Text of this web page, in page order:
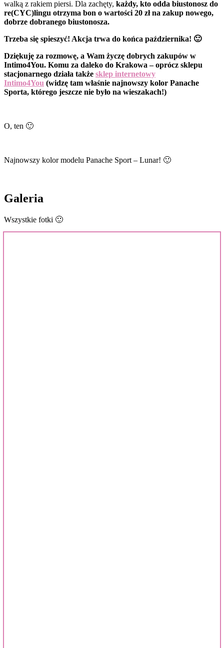
walką z rakiem piersi. Dla zachęty, każdy, kto odda biustonosz do
re(CYC)lingu otrzyma bon o wartości 20 zł na zakup nowego,
dobrze dobranego biustonosza.
Trzeba się spieszyć! Akcja trwa do końca października! 🙂
Dziękuję za rozmowę, a Wam życzę dobrych zakupów w
Intimo4You. Komu za daleko do Krakowa – oprócz sklepu
stacjonarnego działa także sklep internetowy
Intimo4You (widzę tam właśnie najnowszy kolor Panache
Sporta, którego jeszcze nie było na wieszakach!)
O, ten 🙂
Najnowszy kolor modelu Panache Sport – Lunar! 🙂
Galeria
Wszystkie fotki 🙂